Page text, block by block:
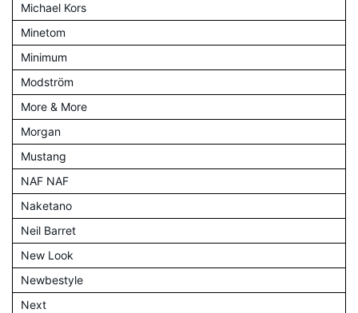
Michael Kors
Minetom
Minimum
Modström
More & More
Morgan
Mustang
NAF NAF
Naketano
Neil Barret
New Look
Newbestyle
Next